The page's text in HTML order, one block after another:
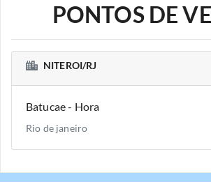
PONTOS DE
NITEROI/RJ
Batucae - Hora
Rio de janeiro